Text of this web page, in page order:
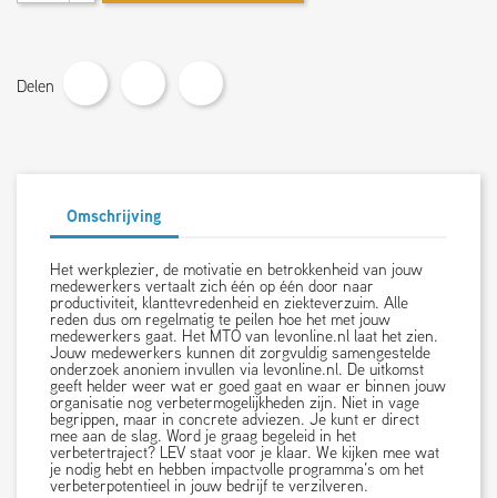
Delen
Omschrijving
Het werkplezier, de motivatie en betrokkenheid van jouw
medewerkers vertaalt zich één op één door naar
productiviteit, klanttevredenheid en ziekteverzuim. Alle
reden dus om regelmatig te peilen hoe het met jouw
medewerkers gaat. Het MTO van levonline.nl laat het zien.
Jouw medewerkers kunnen dit zorgvuldig samengestelde
onderzoek anoniem invullen via levonline.nl. De uitkomst
geeft helder weer wat er goed gaat en waar er binnen jouw
organisatie nog verbetermogelijkheden zijn. Niet in vage
begrippen, maar in concrete adviezen. Je kunt er direct
mee aan de slag. Word je graag begeleid in het
verbetertraject? LEV staat voor je klaar. We kijken mee wat
je nodig hebt en hebben impactvolle programma’s om het
verbeterpotentieel in jouw bedrijf te verzilveren.